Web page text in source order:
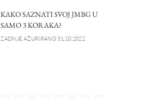
KAKO SAZNATI SVOJ JMBG U
SAMO 3 KORAKA?
ZADNJE AŽURIRANO 31.10.2022.